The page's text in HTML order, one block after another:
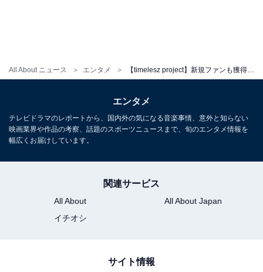
All About ニュース エンタメ 【timelesz project】新規ファンも獲得！ “仲間探し”にとどまらない「タイプロ」の真の魅力とは
エンタメ
テレビドラマのレポートから、国内外の気になる音楽事情、意外と知らない
映画業界や作品の考察、話題のスポーツニュースまで、旬のエンタメ情報を
幅広くお届けしています。
関連サービス
All About
All About Japan
イチオシ
サイト情報